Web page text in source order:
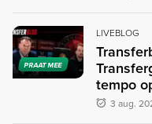
PRAAT MEE
LIVEBLOG
tempo
3 aug.